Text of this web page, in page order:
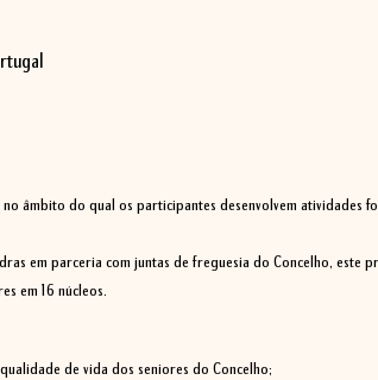
âmbito do qual os participantes desenvolvem atividades
em parceria com juntas de freguesia do Concelho, este
em 16 núcleos.
de vida dos seniores do Concelho;